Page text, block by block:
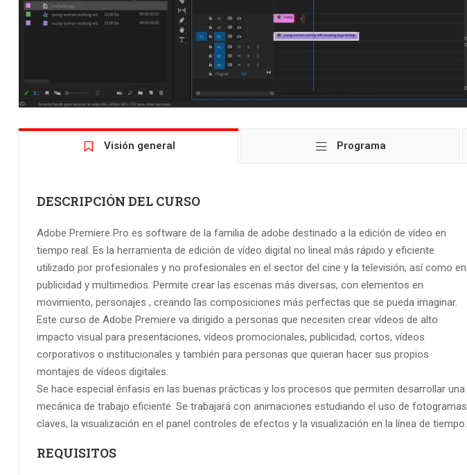
Visión general Programa
DESCRIPCIÓN DEL CURSO
Adobe Premiere Pro es software de la familia de adobe destinado a la edición de vídeo en
tiempo real. Es la herramienta de edición de vídeo digital no lineal más rápido y eficiente
utilizado por profesionales y no profesionales en el sector del cine y la televisión, así como en
publicidad y multimedios. Permite crear las escenas más diversas, con elementos en
movimiento, personajes , creando las composiciones más perfectas que se pueda imaginar.
Este curso de Adobe Premiere va dirigido a personas que necesiten crear vídeos de alto
impacto visual para presentaciones, vídeos promocionales, publicidad, cortos, vídeos
corporativos o institucionales y también para personas que quieran hacer sus propios
montajes de vídeos digitales.
Se hace especial énfasis en las buenas prácticas y los procesos que permiten desarrollar una
mecánica de trabajo eficiente. Se trabajará con animaciones estudiando el uso de fotogramas
claves, la visualización en el panel controles de efectos y la visualización en la línea de tiempo.
REQUISITOS